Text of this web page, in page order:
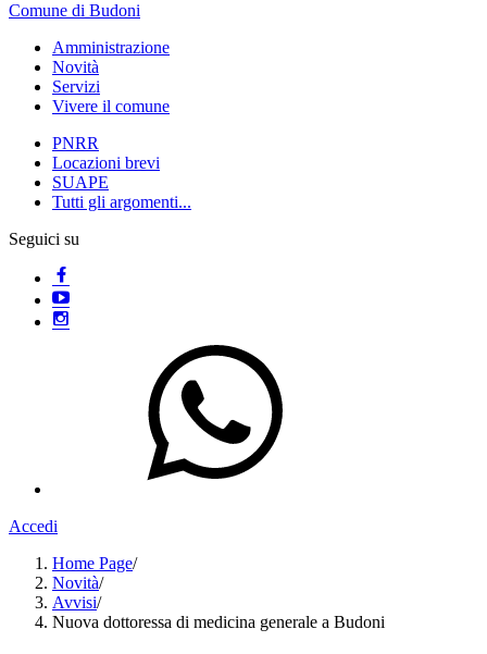
Comune di Budoni
Amministrazione
Novità
Servizi
Vivere il comune
PNRR
Locazioni brevi
SUAPE
Tutti gli argomenti...
Seguici su
Accedi
Home Page/
Novità/
Avvisi/
Nuova dottoressa di medicina generale a Budoni